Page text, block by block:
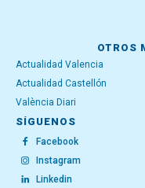
OTROS
Actualidad Valencia
Actualidad Castellón
València Diari
SÍGUENOS
Facebook
Instagram
Linkedin